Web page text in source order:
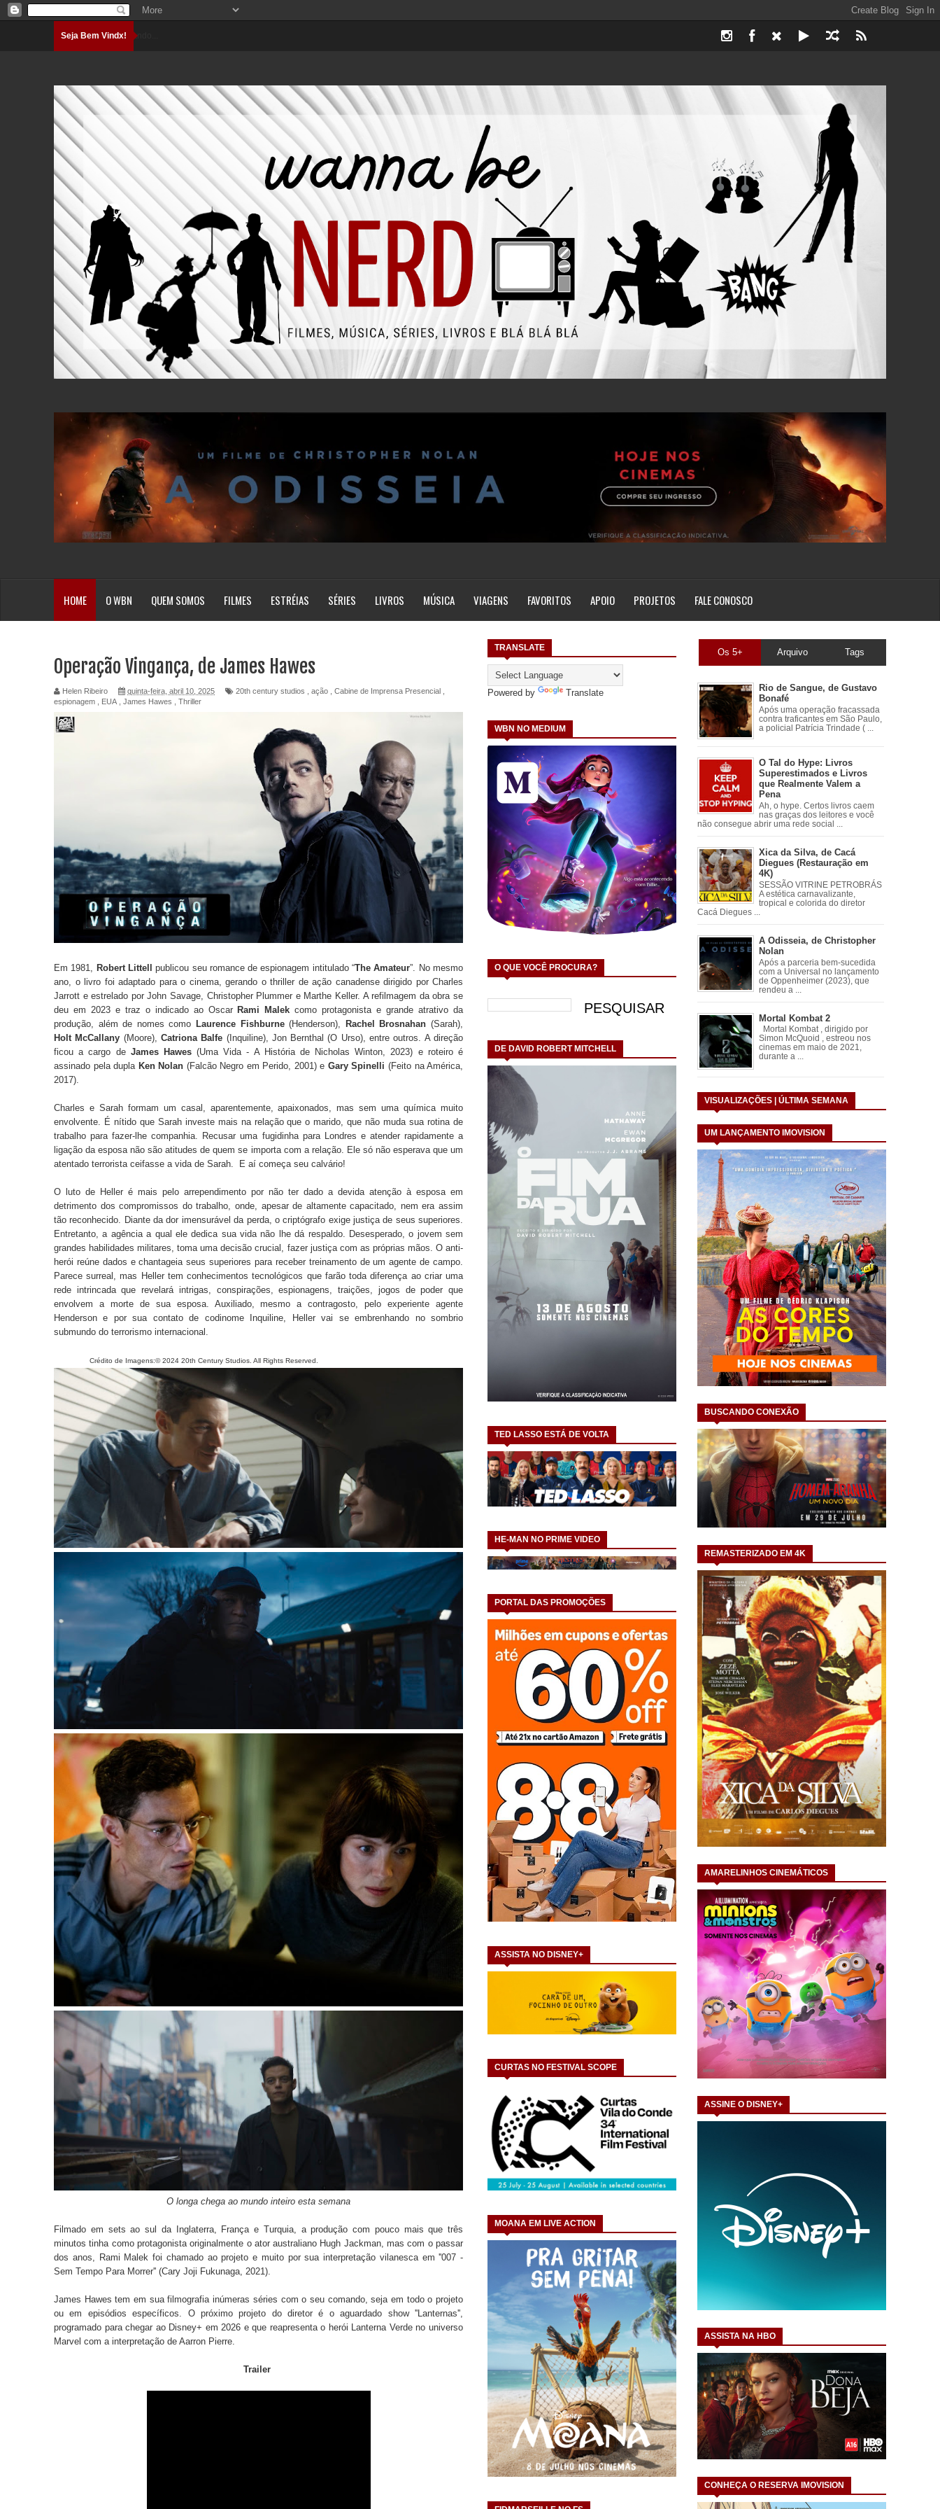
Seja Bem Vindx!Carregando...
HOME O WBN QUEM SOMOS FILMES ESTRÉIAS SÉRIES LIVROS MÚSICA VIAGENS FAVORITOS APOIO PROJETOS FALE CONOSCO
TRANSLATE
Powered by Translate
WBN NO MEDIUM
O QUE VOCÊ PROCURA?
DE DAVID ROBERT MITCHELL
TED LASSO ESTÁ DE VOLTA
HE-MAN NO PRIME VIDEO
PORTAL DAS PROMOÇÕES
ASSISTA NO DISNEY+
CURTAS NO FESTIVAL SCOPE
MOANA EM LIVE ACTION
Operação Vingança, de James Hawes
Helen Ribeiro quinta-feira, abril 10, 2025 20th century studios , ação , Cabine de Imprensa Presencial ,
espionagem , EUA , James Hawes , Thriller
Em 1981, Robert Littell publicou seu romance de espionagem intitulado “The Amateur”. No mesmo
ano, o livro foi adaptado para o cinema, gerando o thriller de ação canadense dirigido por Charles
Jarrott e estrelado por John Savage, Christopher Plummer e Marthe Keller. A refilmagem da obra se
deu em 2023 e traz o indicado ao OscarRami Malek como protagonista e grande atrativo da
produção, além de nomes como Laurence Fishburne(Henderson), Rachel Brosnahan (Sarah),
Holt McCallany (Moore), Catriona Balfe (Inquiline), Jon Bernthal (O Urso), entre outros. A direção
ficou a cargo de James Hawes(Uma Vida - A História de Nicholas Winton, 2023) e roteiro é
assinado pela dupla Ken Nolan (Falcão Negro em Perido, 2001) e Gary Spinelli (Feito na América,
2017).
Charles e Sarah formam um casal, aparentemente, apaixonados, mas sem uma química muito
envolvente. É nítido que Sarah investe mais na relação que o marido, que não muda sua rotina de
trabalho para fazer-lhe companhia. Recusar uma fugidinha para Londres e atender rapidamente a
ligação da esposa não são atitudes de quem se importa com a relação. Ele só não esperava que um
atentado terrorista ceifasse a vida de Sarah. E aí começa seu calvário!
O luto de Heller é mais pelo arrependimento por não ter dado a devida atenção à esposa em
detrimento dos compromissos do trabalho, onde, apesar de altamente capacitado, nem era assim
tão reconhecido. Diante da dor imensurável da perda, o criptógrafo exige justiça de seus superiores.
Entretanto, a agência a qual ele dedica sua vida não lhe dá respaldo. Desesperado, o jovem sem
grandes habilidades militares, toma uma decisão crucial, fazer justiça com as próprias mãos. O anti-
herói reúne dados e chantageia seus superiores para receber treinamento de um agente de campo.
Parece surreal, mas Heller tem conhecimentos tecnológicos que farão toda diferença ao criar uma
rede intrincada que revelará intrigas, conspirações, espionagens, traições, jogos de poder que
envolvem a morte de sua esposa. Auxiliado, mesmo a contragosto, pelo experiente agente
Henderson e por sua contato de codinome Inquiline, Heller vai se embrenhando no sombrio
submundo do terrorismo internacional.
Crédito de Imagens:© 2024 20th Century Studios. All Rights Reserved.
O longa chega ao mundo inteiro esta semana
Filmado em sets ao sul da Inglaterra, França e Turquia, a produção com pouco mais que três
minutos tinha como protagonista originalmente o ator australiano Hugh Jackman, mas com o passar
dos anos, Rami Malek foi chamado ao projeto e muito por sua interpretação vilanesca em ''007 -
Sem Tempo Para Morrer'' (Cary Joji Fukunaga, 2021).
James Hawes tem em sua filmografia inúmeras séries com o seu comando, seja em todo o projeto
ou em episódios específicos. O próximo projeto do diretor é o aguardado show ''Lanternas'',
programado para chegar ao Disney+ em 2026 e que reapresenta o herói Lanterna Verde no universo
Marvel com a interpretação de Aarron Pierre.
Trailer
Os 5+ Arquivo Tags
Rio de Sangue, de Gustavo
Bonafé
Após uma operação fracassada
contra traficantes em São Paulo,
a policial Patrícia Trindade ( ...
O Tal do Hype: Livros
Superestimados e Livros
que Realmente Valem a
Pena
Ah, o hype. Certos livros caem
nas graças dos leitores e você
não consegue abrir uma rede social ...
Xica da Silva, de Cacá
Diegues (Restauração em
4K)
SESSÃO VITRINE PETROBRÁS
A estética carnavalizante,
tropical e colorida do diretor
Cacá Diegues ...
A Odisseia, de Christopher
Nolan
Após a parceria bem-sucedida
com a Universal no lançamento
de Oppenheimer (2023), que
rendeu a ...
Mortal Kombat 2
Mortal Kombat , dirigido por
Simon McQuoid , estreou nos
cinemas em maio de 2021,
durante a ...
VISUALIZAÇÕES | ÚLTIMA SEMANA
UM LANÇAMENTO IMOVISION
BUSCANDO CONEXÃO
REMASTERIZADO EM 4K
AMARELINHOS CINEMÁTICOS
ASSINE O DISNEY+
ASSISTA NA HBO
CONHEÇA O RESERVA IMOVISION